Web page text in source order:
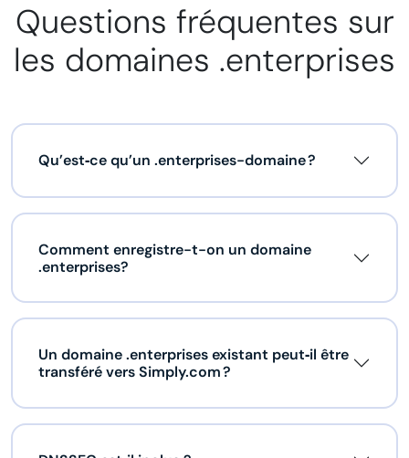
Questions fréquentes sur
les domaines .enterprises
Qu’est‑ce qu’un .enterprises-domaine ?
Comment enregistre-t-on un domaine
.enterprises?
Un domaine .enterprises existant peut‑il être
transféré vers Simply.com ?